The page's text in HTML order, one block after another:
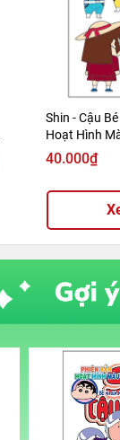
Shin - Cậu
Hoạt Hình
2019)
40.000₫